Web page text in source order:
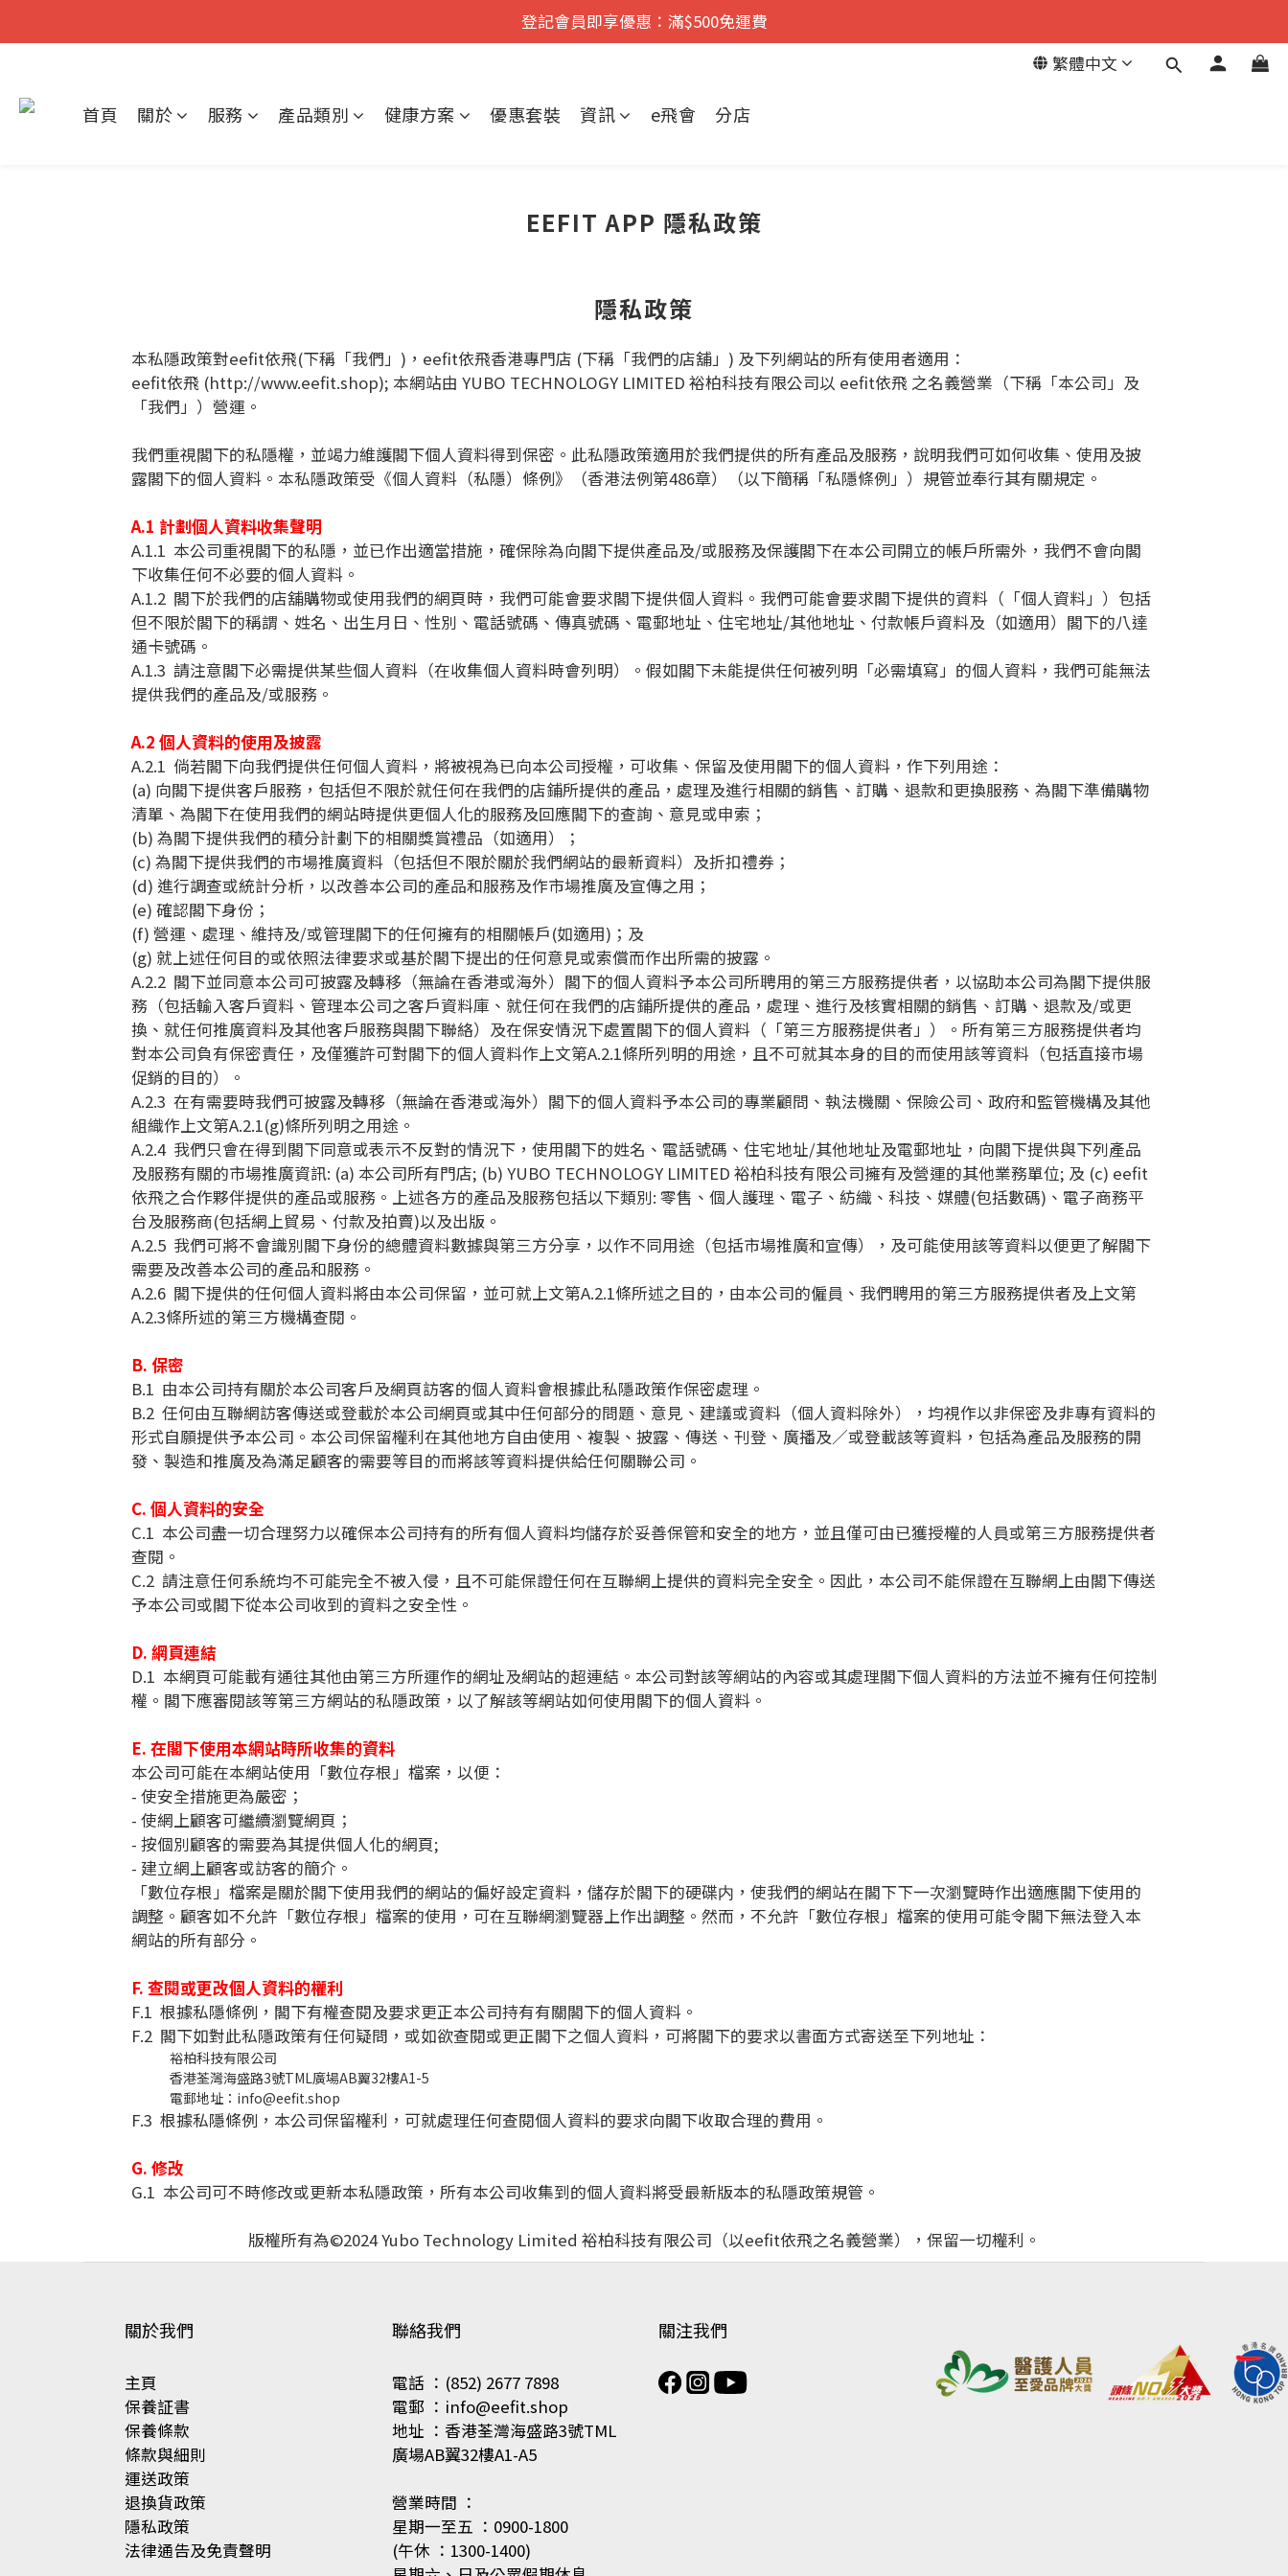
遠紅外舒痛·理療    香港No.1
登記會員即享優惠：滿$500免運費
遠紅外舒痛·理療    香港No.1
繁體中文
首頁 關於 服務 產品類別 健康方案 優惠套裝 資訊 e飛會 分店
EEFIT APP 隱私政策
隱私政策
本私隱政策對eefit依飛(下稱「我們」)，eefit依飛香港專門店 (下稱「我們的店舖」) 及下列網站的所有使用者適用：
eefit依飛 (http://www.eefit.shop); 本網站由 YUBO TECHNOLOGY LIMITED 裕柏科技有限公司以 eefit依飛 之名義營業（下稱「本公司」及
「我們」）營運。
我們重視閣下的私隱權，並竭力維護閣下個人資料得到保密。此私隱政策適用於我們提供的所有產品及服務，說明我們可如何收集、使用及披
露閣下的個人資料。本私隱政策受《個人資料（私隱）條例》（香港法例第486章）（以下簡稱「私隱條例」）規管並奉行其有關規定。
A.1 計劃個人資料收集聲明
A.1.1 本公司重視閣下的私隱，並已作出適當措施，確保除為向閣下提供產品及/或服務及保護閣下在本公司開立的帳戶所需外，我們不會向閣
下收集任何不必要的個人資料。
A.1.2 閣下於我們的店舖購物或使用我們的網頁時，我們可能會要求閣下提供個人資料。我們可能會要求閣下提供的資料（「個人資料」）包括
但不限於閣下的稱謂、姓名、出生月日、性別、電話號碼、傳真號碼、電郵地址、住宅地址/其他地址、付款帳戶資料及（如適用）閣下的八達
通卡號碼。
A.1.3 請注意閣下必需提供某些個人資料（在收集個人資料時會列明）。假如閣下未能提供任何被列明「必需填寫」的個人資料，我們可能無法
提供我們的產品及/或服務。
A.2 個人資料的使用及披露
A.2.1 倘若閣下向我們提供任何個人資料，將被視為已向本公司授權，可收集、保留及使用閣下的個人資料，作下列用途：
(a) 向閣下提供客戶服務，包括但不限於就任何在我們的店鋪所提供的產品，處理及進行相關的銷售、訂購、退款和更換服務、為閣下準備購物
清單、為閣下在使用我們的網站時提供更個人化的服務及回應閣下的查詢、意見或申索；
(b) 為閣下提供我們的積分計劃下的相關獎賞禮品（如適用）；
(c) 為閣下提供我們的市場推廣資料（包括但不限於關於我們網站的最新資料）及折扣禮券；
(d) 進行調查或統計分析，以改善本公司的產品和服務及作市場推廣及宣傳之用；
(e) 確認閣下身份；
(f) 營運、處理、維持及/或管理閣下的任何擁有的相關帳戶(如適用)；及
(g) 就上述任何目的或依照法律要求或基於閣下提出的任何意見或索償而作出所需的披露。
A.2.2 閣下並同意本公司可披露及轉移（無論在香港或海外）閣下的個人資料予本公司所聘用的第三方服務提供者，以協助本公司為閣下提供服
務（包括輸入客戶資料、管理本公司之客戶資料庫、就任何在我們的店鋪所提供的產品，處理、進行及核實相關的銷售、訂購、退款及/或更
換、就任何推廣資料及其他客戶服務與閣下聯絡）及在保安情況下處置閣下的個人資料（「第三方服務提供者」）。所有第三方服務提供者均
對本公司負有保密責任，及僅獲許可對閣下的個人資料作上文第A.2.1條所列明的用途，且不可就其本身的目的而使用該等資料（包括直接市場
促銷的目的）。
A.2.3 在有需要時我們可披露及轉移（無論在香港或海外）閣下的個人資料予本公司的專業顧問、執法機關、保險公司、政府和監管機構及其他
組織作上文第A.2.1(g)條所列明之用途。
A.2.4 我們只會在得到閣下同意或表示不反對的情況下，使用閣下的姓名、電話號碼、住宅地址/其他地址及電郵地址，向閣下提供與下列產品
及服務有關的市場推廣資訊: (a) 本公司所有門店; (b) YUBO TECHNOLOGY LIMITED 裕柏科技有限公司擁有及營運的其他業務單位; 及 (c) eefit
依飛之合作夥伴提供的產品或服務。上述各方的產品及服務包括以下類別: 零售、個人護理、電子、紡織、科技、媒體(包括數碼)、電子商務平
台及服務商(包括網上貿易、付款及拍賣)以及出版。
A.2.5 我們可將不會識別閣下身份的總體資料數據與第三方分享，以作不同用途（包括市場推廣和宣傳），及可能使用該等資料以便更了解閣下
需要及改善本公司的產品和服務。
A.2.6 閣下提供的任何個人資料將由本公司保留，並可就上文第A.2.1條所述之目的，由本公司的僱員、我們聘用的第三方服務提供者及上文第
A.2.3條所述的第三方機構查閱。
B. 保密
B.1 由本公司持有關於本公司客戶及網頁訪客的個人資料會根據此私隱政策作保密處理。
B.2 任何由互聯網訪客傳送或登載於本公司網頁或其中任何部分的問題、意見、建議或資料（個人資料除外），均視作以非保密及非專有資料的
形式自願提供予本公司。本公司保留權利在其他地方自由使用、複製、披露、傳送、刊登、廣播及／或登載該等資料，包括為產品及服務的開
發、製造和推廣及為滿足顧客的需要等目的而將該等資料提供給任何關聯公司。
C. 個人資料的安全
C.1 本公司盡一切合理努力以確保本公司持有的所有個人資料均儲存於妥善保管和安全的地方，並且僅可由已獲授權的人員或第三方服務提供者
查閱。
C.2 請注意任何系統均不可能完全不被入侵，且不可能保證任何在互聯網上提供的資料完全安全。因此，本公司不能保證在互聯網上由閣下傳送
予本公司或閣下從本公司收到的資料之安全性。
D. 網頁連結
D.1 本網頁可能載有通往其他由第三方所運作的網址及網站的超連結。本公司對該等網站的內容或其處理閣下個人資料的方法並不擁有任何控制
權。閣下應審閱該等第三方網站的私隱政策，以了解該等網站如何使用閣下的個人資料。
E. 在閣下使用本網站時所收集的資料
本公司可能在本網站使用「數位存根」檔案，以便：
- 使安全措施更為嚴密；
- 使網上顧客可繼續瀏覽網頁；
- 按個別顧客的需要為其提供個人化的網頁;
- 建立網上顧客或訪客的簡介。
「數位存根」檔案是關於閣下使用我們的網站的偏好設定資料，儲存於閣下的硬碟内，使我們的網站在閣下下一次瀏覽時作出適應閣下使用的
調整。顧客如不允許「數位存根」檔案的使用，可在互聯網瀏覽器上作出調整。然而，不允許「數位存根」檔案的使用可能令閣下無法登入本
網站的所有部分。
F. 查閱或更改個人資料的權利
F.1 根據私隱條例，閣下有權查閱及要求更正本公司持有有關閣下的個人資料。
F.2 閣下如對此私隱政策有任何疑問，或如欲查閱或更正閣下之個人資料，可將閣下的要求以書面方式寄送至下列地址：
裕柏科技有限公司
香港荃灣海盛路3號TML廣場AB翼32樓A1-5
電郵地址：info@eefit.shop
F.3 根據私隱條例，本公司保留權利，可就處理任何查閱個人資料的要求向閣下收取合理的費用。
G. 修改
G.1 本公司可不時修改或更新本私隱政策，所有本公司收集到的個人資料將受最新版本的私隱政策規管。
版權所有為©2024 Yubo Technology Limited 裕柏科技有限公司（以eefit依飛之名義營業），保留一切權利。
關於我們
主頁
保養証書
保養條款
條款與細則
運送政策
退換貨政策
隱私政策
法律通告及免責聲明
聯絡我們
電話 ：(852) 2677 7898
電郵 ：info@eefit.shop
地址 ：香港荃灣海盛路3號TML
廣場AB翼32樓A1-A5
營業時間 ：
星期一至五 ：0900-1800
(午休 ：1300-1400)
關注我們